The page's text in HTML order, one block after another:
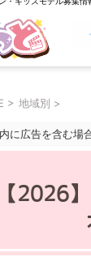
> 地域別 >
に広告を含む場
【2026